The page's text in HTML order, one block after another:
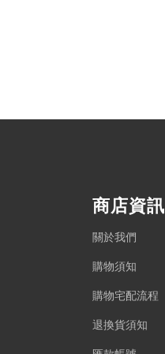
商店資訊
關於我們
購物須知
購物宅配流程
退換貨須知